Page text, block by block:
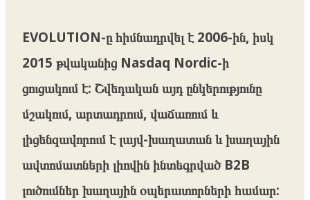
EVOLUTION-ը հիմնադրվել է 2006-ին, իսկ
2015 թվականից Nasdaq Nordic-ի
ցուցակում է: Շվեդական այդ ընկերությունը
մշակում, արտադրում, վաճառում և
լիցենզավորում է լայվ-խաղատան և խաղային
ավտոմատների լիովին ինտեգրված B2B
լուծումներ խաղային օպերատորների համար: